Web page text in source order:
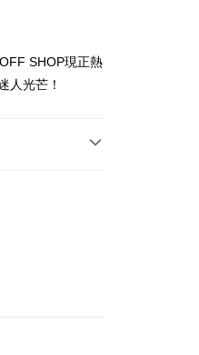
SHOP現正熱
人光芒！